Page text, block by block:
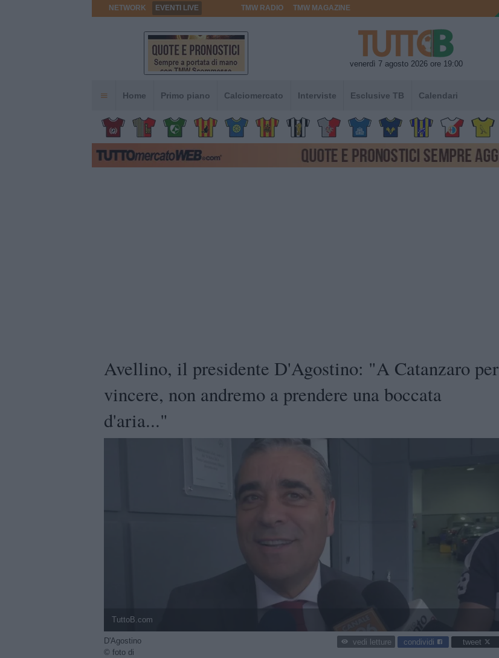
NETWORK EVENTI LIVE TMW RADIO TMW MAGAZINE
venerdì 7 agosto 2026 ore 19:00
Home Primo piano Calciomercato Interviste Esclusive TB Calendari
Avellino, il presidente D'Agostino: "A Catanzaro per
vincere, non andremo a prendere una boccata
d'aria..."
TuttoB.com
D'Agostino
© foto di
vedi letture condividi tweet